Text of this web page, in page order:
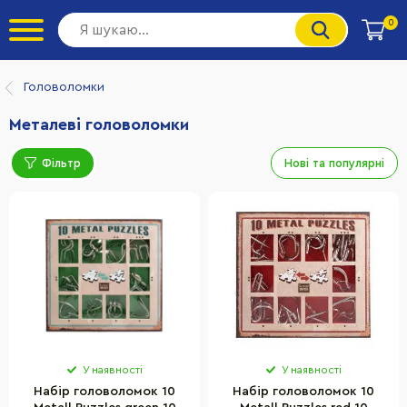
0
Головоломки
Металеві головоломки
Фільтр Нові та популярні
У наявності
Набір головоломок 10
У наявності
Набір головоломок 10